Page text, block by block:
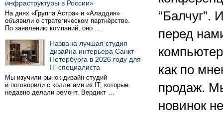
инфраструктуры в России»
На днях «Группа Астра» и «Аладдин»
объявили о стратегическом партнёрстве.
По заявлению компаний, оно …
Названа лучшая студия
дизайна интерьера Санкт-
Петербурга в 2026 году для
IT-специалиста
Мы изучили рынок дизайн-студий
и поговорили с коллегами из IT, которые
недавно делали ремонт. Вердикт …
“Балчуг”.
перед
как по
продаж.
новинок